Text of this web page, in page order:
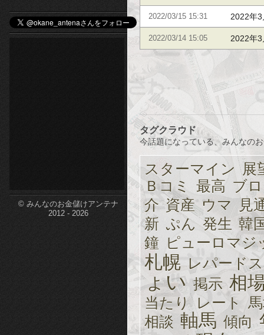
カ
ジ
ノ
etc-
© みんなのお金儲けアンテナ
2012 - 2026
2022/03/15 15:31 2022年
2022/03/14 15:05 2022年
タグクラウド
今話題になっている、みんなの
スターマイン
展
Ｂコミ
最高 ブロ
介 資産 ウマ
見
新 ぷん 発生 韓
鐘 ピューロマジ
札幌 レパード
ょい 掲示 相
当たり レート
相談 軸馬 傾向